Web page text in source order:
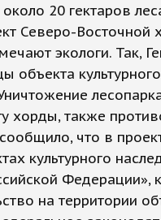
20 гектаров
Северо-Восточной
экологи. Так,
объекта
хорды, также
что в
культурного
на территории